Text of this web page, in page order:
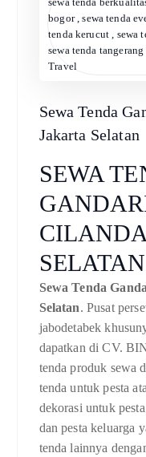
bogor,sewa tenda
tenda kerucut
sewa
sewa tenda tangerang
Travel
Sewa Tenda
Jakarta Selatan
SEWA
SELATAN
Sewa Tenda
Selatan. Pusat
jabodetabek
dapatkan di CV.
tenda produk sewa
tenda untuk pesta
dekorasi untuk
dan pesta keluarga
tenda lainnya